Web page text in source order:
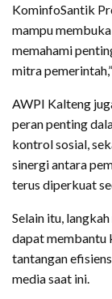
KominfoSantik
mampu
memahami
mitra
AWPI Kalteng
peran penting
kontrol sosial,
sinergi antara
terus diperkuat
Selain itu,
dapat membantu
tantangan
media saat ini.